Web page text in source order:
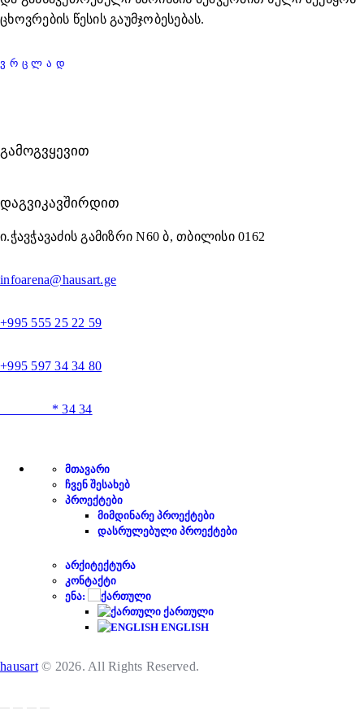
ცხოვრების წესის გაუმჯობესებას.
ᲕᲠᲪᲚᲐᲓ
ᲒᲐᲛᲝᲒᲕᲧᲔᲕᲘᲗ
ᲓᲐᲒᲕᲘᲙᲐᲕᲨᲘᲠᲓᲘᲗ
ი.ჭავჭავაძის გამიზრი N60 ბ, თბილისი 0162
infoarena@hausart.ge
+995 555 25 22 59
+995 597 34 34 80
* 34 34
ᲛᲗᲐᲕᲐᲠᲘ
ᲩᲕᲔᲜ ᲨᲔᲡᲐᲮᲔᲑ
ᲞᲠᲝᲔᲥᲢᲔᲑᲘ
ᲛᲘᲛᲓᲘᲜᲐᲠᲔ ᲞᲠᲝᲔᲥᲢᲔᲑᲘ
ᲓᲐᲡᲠᲣᲚᲔᲑᲣᲚᲘ ᲞᲠᲝᲔᲥᲢᲔᲑᲘ
ᲐᲠᲥᲘᲢᲔᲥᲢᲣᲠᲐ
ᲙᲝᲜᲢᲐᲥᲢᲘ
ᲔᲜᲐ:
ᲥᲐᲠᲗᲣᲚᲘ
ENGLISH
hausart© 2026. All Rights Reserved.